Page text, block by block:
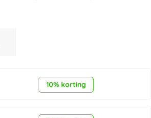
10% korting